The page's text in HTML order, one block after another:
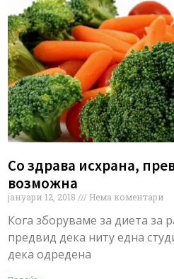
Со здрава исхрана,
возможна
јануари 12, 2018 Нема коментари
Кога зборуваме за диета за
предвид дека ниту една
дека одредена